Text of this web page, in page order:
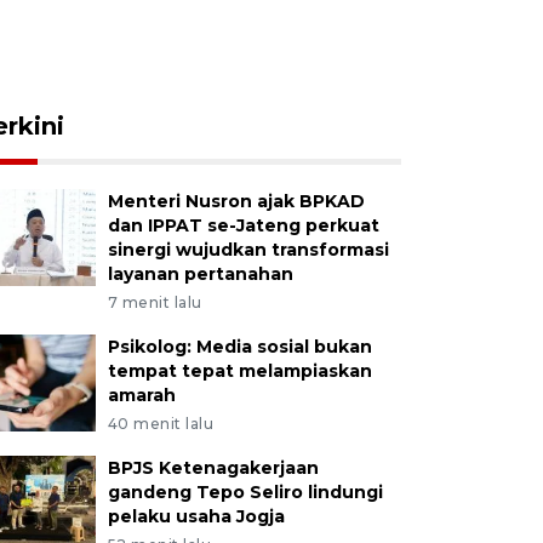
Menteri Nusron ajak BPKAD
dan IPPAT se-Jateng perkuat
sinergi wujudkan transformasi
layanan pertanahan
7 menit lalu
Psikolog: Media sosial bukan
tempat tepat melampiaskan
amarah
40 menit lalu
BPJS Ketenagakerjaan
gandeng Tepo Seliro lindungi
pelaku usaha Jogja